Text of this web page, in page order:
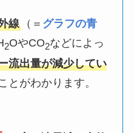
線 （＝ グラフの青
2OやCO2などによっ
流出量が減少してい
とがわかります。